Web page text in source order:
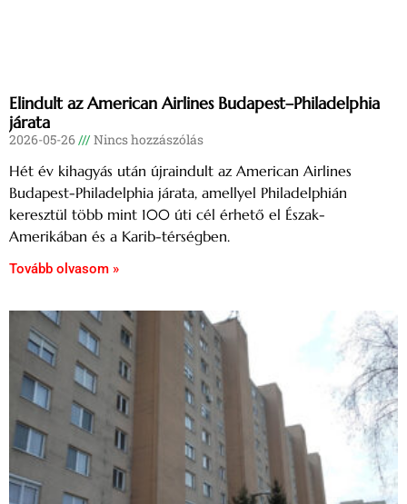
Elindult az American Airlines Budapest–Philadelphia
járata
2026-05-26 Nincs hozzászólás
Hét év kihagyás után újraindult az American Airlines
Budapest-Philadelphia járata, amellyel Philadelphián
keresztül több mint 100 úti cél érhető el Észak-
Amerikában és a Karib-térségben.
Tovább olvasom »